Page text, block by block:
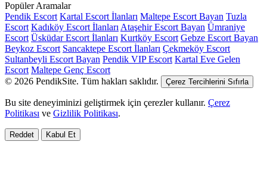
Popüler Aramalar
Pendik Escort Kartal Escort İlanları Maltepe Escort Bayan Tuzla
Escort Kadıköy Escort İlanları Ataşehir Escort Bayan Ümraniye
Escort Üsküdar Escort İlanları Kurtköy Escort Gebze Escort Bayan
Beykoz Escort Sancaktepe Escort İlanları Çekmeköy Escort
Sultanbeyli Escort Bayan Pendik VIP Escort Kartal Eve Gelen
Escort Maltepe Genç Escort
© 2026 PendikSite. Tüm hakları saklıdır.
Çerez Tercihlerini Sıfırla
Bu site deneyiminizi geliştirmek için çerezler kullanır. Çerez
Politikası ve Gizlilik Politikası.
Reddet Kabul Et